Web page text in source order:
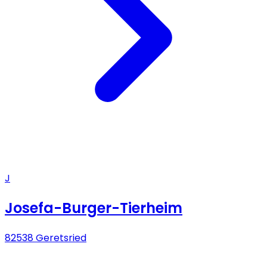
J
Josefa-Burger-Tierheim
82538 Geretsried